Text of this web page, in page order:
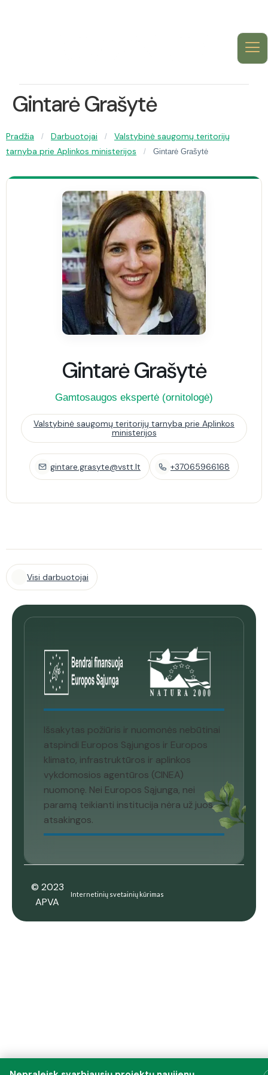
Gintarė Grašytė
Pradžia / Darbuotojai /
Valstybinė saugomų teritorijų
tarnyba prie Aplinkos ministerijos
/ Gintarė Grašytė
Gintarė Grašytė
Gamtosaugos ekspertė (ornitologė)
Valstybinė saugomų teritorijų tarnyba prie Aplinkos
ministerijos
gintare.grasyte@vstt.lt +37065966168
Visi darbuotojai
Išsakytas požiūris ir nuomonės nebūtinai
atspindi Europos Sąjungos ir Europos
klimato, infrastruktūros ir aplinkos
vykdomosios agentūros (CINEA)
nuomonę. Nei Europos Sąjunga, nei
paramą teikianti institucija nėra už juos
atsakingos.
© 2023
APVA
Internetinių svetainių kūrimas